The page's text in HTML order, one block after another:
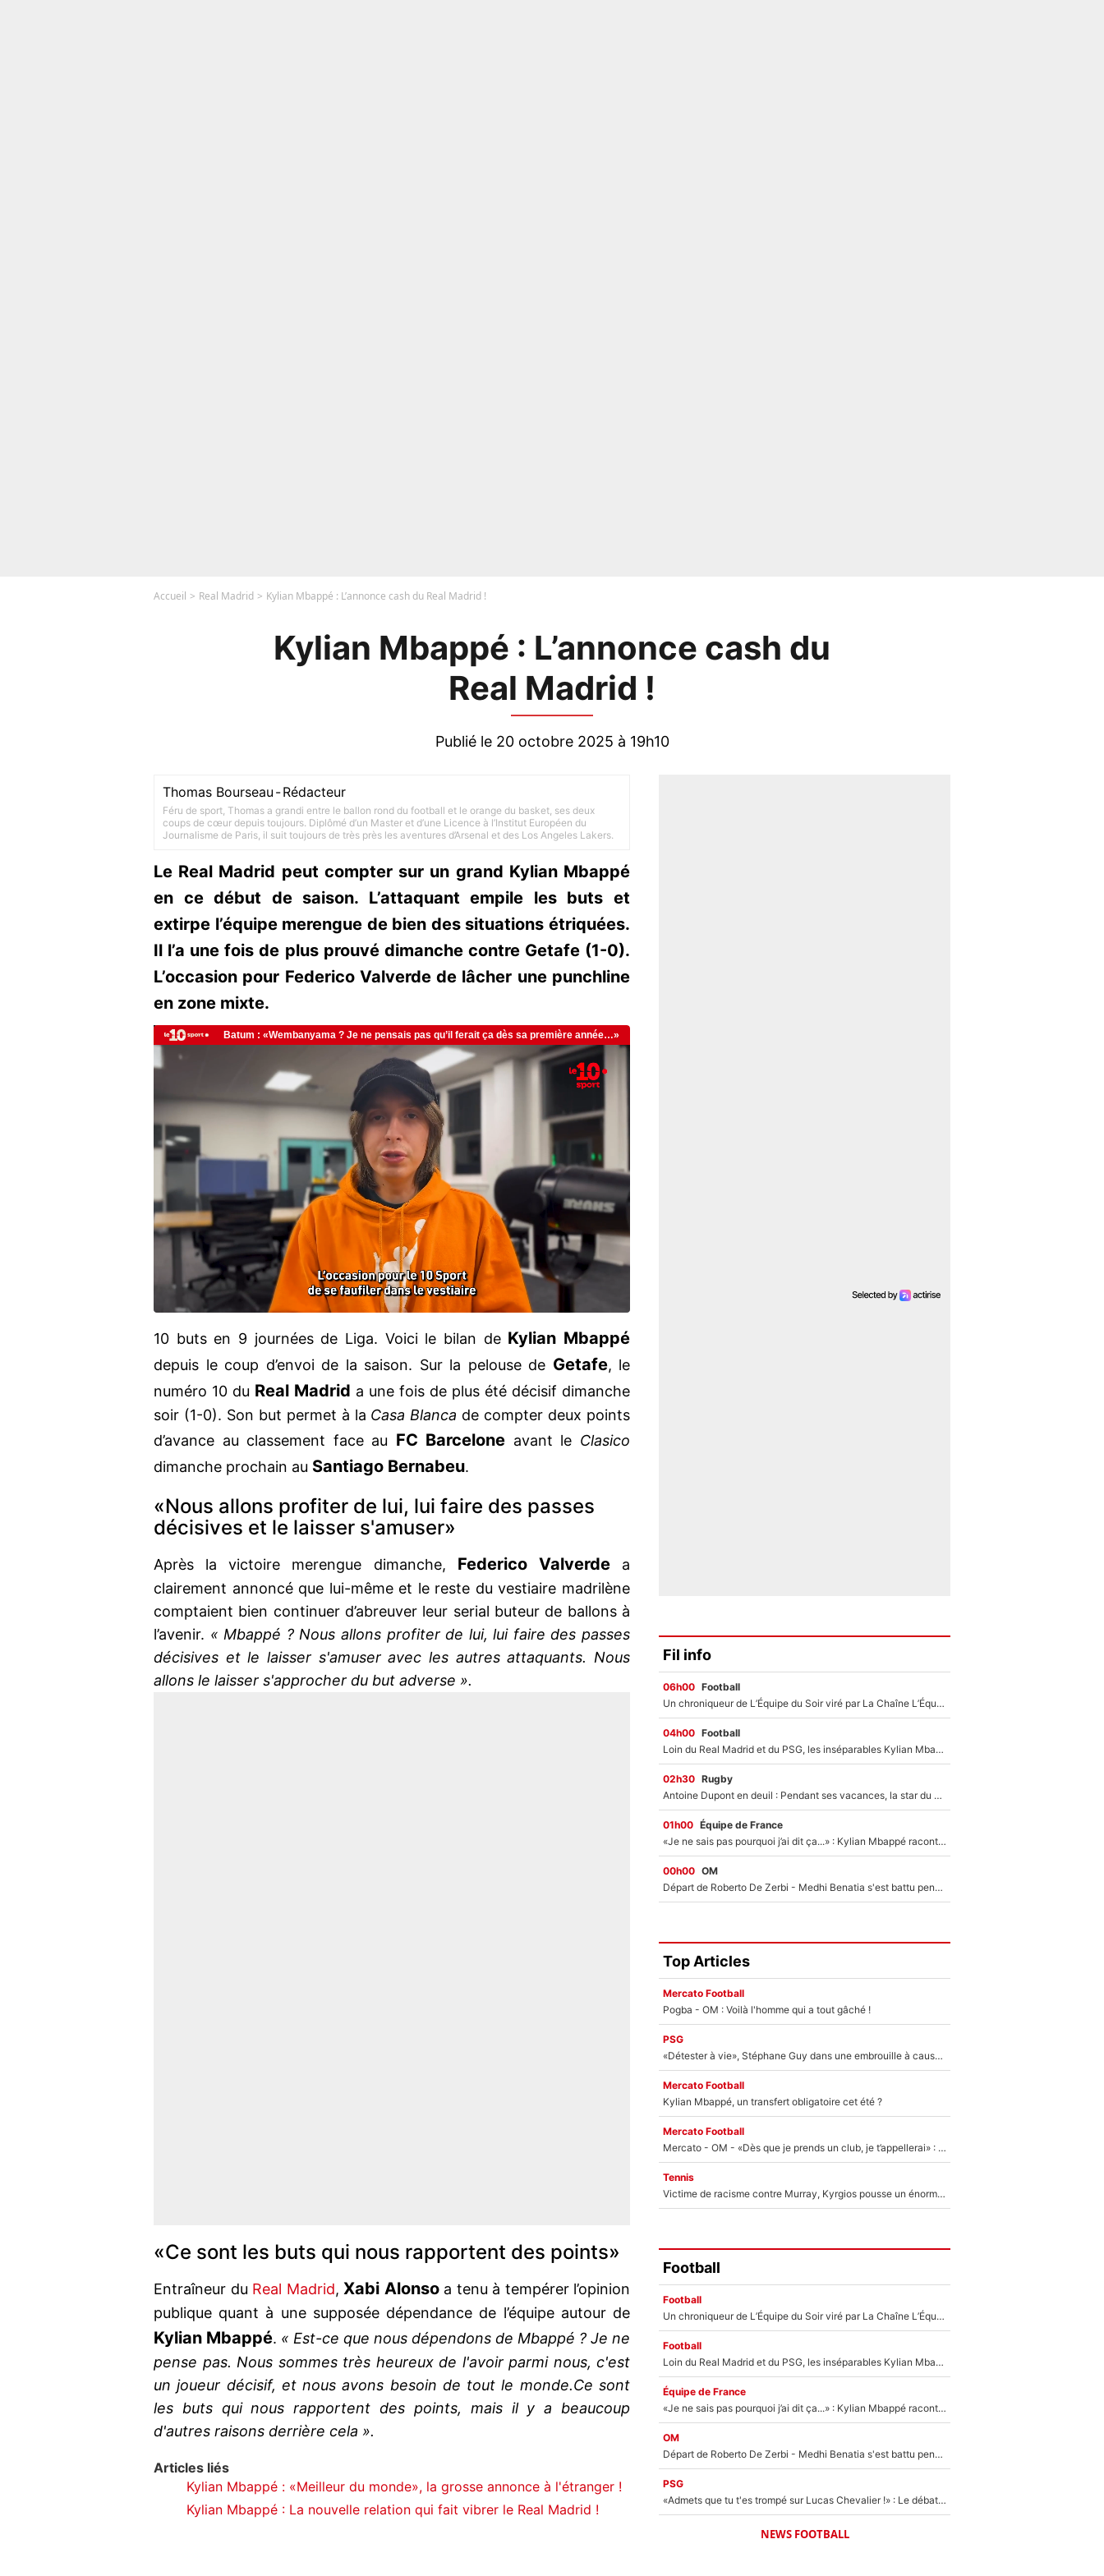
Accueil Real Madrid Kylian Mbappé : L’annonce cash du Real Madrid !
Kylian Mbappé : L’annonce cash du
Real Madrid !
Publié le 20 octobre 2025 à 19h10
Thomas Bourseau -Rédacteur
Féru de sport, Thomas a grandi entre le ballon rond du football et le orange du basket, ses deux
coups de cœur depuis toujours. Diplômé d’un Master et d’une Licence à l’Institut Européen du
Journalisme de Paris, il suit toujours de très près les aventures d’Arsenal et des Los Angeles Lakers.
Le Real Madrid peut compter sur un grand Kylian Mbappé
en ce début de saison. L’attaquant empile les buts et
extirpe l’équipe merengue de bien des situations étriquées.
Il l’a une fois de plus prouvé dimanche contre Getafe (1-0).
L’occasion pour Federico Valverde de lâcher une punchline
en zone mixte.
10 buts en 9 journées de Liga. Voici le bilan de Kylian Mbappé
depuis le coup d’envoi de la saison. Sur la pelouse de Getafe, le
numéro 10 du Real Madrid a une fois de plus été décisif dimanche
soir (1-0). Son but permet à la Casa Blanca de compter deux points
d’avance au classement face au FC Barcelone avant le Clasico
dimanche prochain au Santiago Bernabeu.
«Nous allons profiter de lui, lui faire des passes
décisives et le laisser s'amuser»
Après la victoire merengue dimanche, Federico Valverde
a
clairement annoncé que lui-même et le reste du vestiaire madrilène
comptaient bien continuer d’abreuver leur serial buteur de ballons à
l’avenir. « Mbappé ? Nous allons profiter de lui, lui faire des passes
décisives et le laisser s'amuser avec les autres attaquants. Nous
allons le laisser s'approcher du but adverse ».
«Ce sont les buts qui nous rapportent des points»
Entraîneur du Real Madrid, Xabi Alonso a tenu à tempérer l’opinion
publique quant à une supposée dépendance de l’équipe autour de
Kylian Mbappé. « Est-ce que nous dépendons de Mbappé ? Je ne
pense pas. Nous sommes très heureux de l'avoir parmi nous, c'est
un joueur décisif, et nous avons besoin de tout le monde.Ce sont
les buts qui nous rapportent des points, mais il y a beaucoup
d'autres raisons derrière cela ».
Articles liés
Kylian Mbappé : «Meilleur du monde», la grosse annonce à l'étranger !
Kylian Mbappé : La nouvelle relation qui fait vibrer le Real Madrid !
Fil info
06h00 Football
Un chroniqueur de L’Équipe du Soir viré par La Chaîne L’Équipe : Même Olivier Ménard n’avait pas pu empêcher son départ, «je l’ai appris sur Twitter, je l’ai vécu assez mal»
04h00 Football
Loin du Real Madrid et du PSG, les inséparables Kylian Mbappé et Achraf Hakimi changent d'équipe le temps d'une journée !
02h30 Rugby
Antoine Dupont en deuil : Pendant ses vacances, la star du XV de France a perdu sa grand-mère
01h00 Équipe de France
«Je ne sais pas pourquoi j’ai dit ça...» : Kylian Mbappé raconte sa première rencontre avec Zinédine Zidane (et c’est très drôle)
00h00 OM
Départ de Roberto De Zerbi - Medhi Benatia s'est battu pendant six mois pour le retenir à l'OM, le PSG a été le naufrage de trop : «Je pars avec toi»
Top Articles
Mercato Football
Pogba - OM : Voilà l'homme qui a tout gâché !
PSG
«Détester à vie», Stéphane Guy dans une embrouille à cause du PSG !
Mercato Football
Kylian Mbappé, un transfert obligatoire cet été ?
Mercato Football
Mercato - OM - «Dès que je prends un club, je t’appellerai» : La promesse de Marcelino au moment de claquer la porte
Tennis
Victime de racisme contre Murray, Kyrgios pousse un énorme coup de gueule !
Football
Football
Un chroniqueur de L’Équipe du Soir viré par La Chaîne L’Équipe : Même Olivier Ménard n’avait pas pu empêcher son départ, «je l’ai appris sur Twitter, je l’ai vécu assez mal»
Football
Loin du Real Madrid et du PSG, les inséparables Kylian Mbappé et Achraf Hakimi changent d'équipe le temps d'une journée !
Équipe de France
«Je ne sais pas pourquoi j’ai dit ça...» : Kylian Mbappé raconte sa première rencontre avec Zinédine Zidane (et c’est très drôle)
OM
Départ de Roberto De Zerbi - Medhi Benatia s'est battu pendant six mois pour le retenir à l'OM, le PSG a été le naufrage de trop : «Je pars avec toi»
PSG
«Admets que tu t'es trompé sur Lucas Chevalier !» : Le débat sur le gardien du PSG vire au clash à l'After Foot
NEWS FOOTBALL